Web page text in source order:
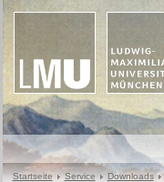
Startseite Service Downloads